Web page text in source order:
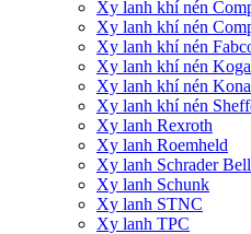
Xy lanh khí nén
Xy lanh khí nén
Xy lanh khí nén
Xy lanh khí nén
Xy lanh khí nén
Xy lanh khí nén
Xy lanh Rexroth
Xy lanh Roemheld
Xy lanh Schrader
Xy lanh Schunk
Xy lanh STNC
Xy lanh TPC